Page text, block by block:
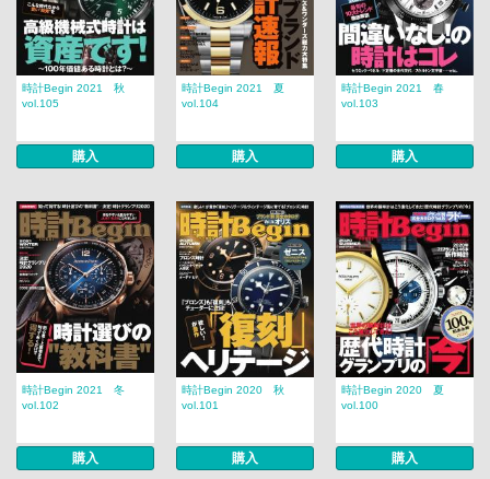
時計Begin 2021 秋
vol.105
購入
時計Begin 2021 夏
vol.104
購入
時計Begin 2021 春
vol.103
購入
時計Begin 2021 冬
vol.102
購入
時計Begin 2020 秋
vol.101
購入
時計Begin 2020 夏
vol.100
購入